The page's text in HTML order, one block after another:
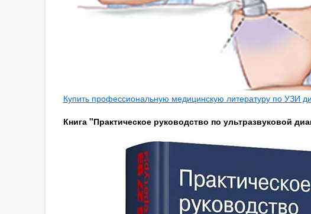
Купить профессиональную медицинскую литературу по УЗИ
Книга "Практическое руководство по ультразвуковой